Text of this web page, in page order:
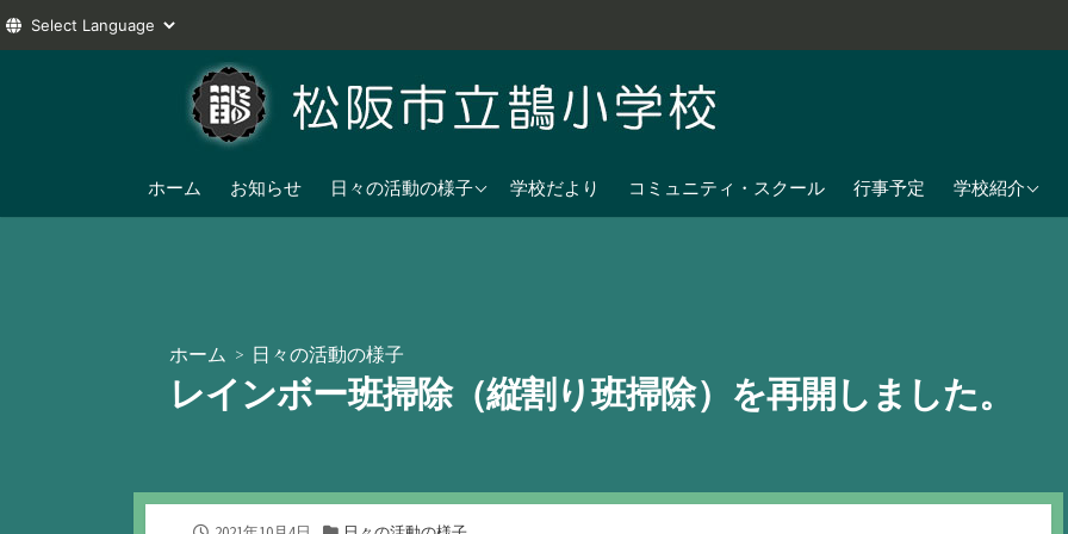
へ
ホーム お知らせ 日々の活動の様子
2025年度
学校だより コミュニティ・スクール 行事予定 学校紹介
学校教育目標
日課表
ホーム > 日々の活動の様子
レインボー班掃除（縦割り班掃除）を再開しました。
公
カ